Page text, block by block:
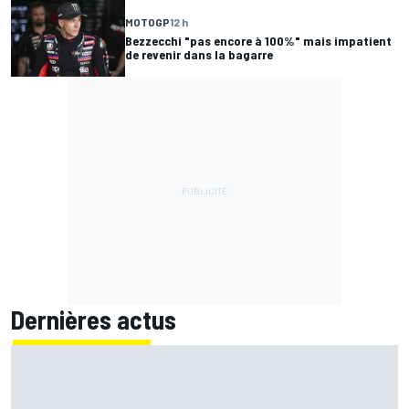
MOTOGP12 h
Bezzecchi "pas encore à 100%" mais impatient
de revenir dans la bagarre
Dernières actus